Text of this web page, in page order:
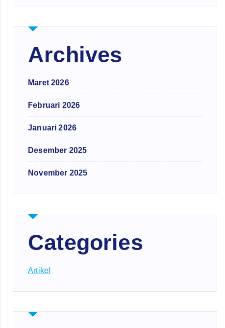
Archives
Maret 2026
Februari 2026
Januari 2026
Desember 2025
November 2025
Categories
Artikel